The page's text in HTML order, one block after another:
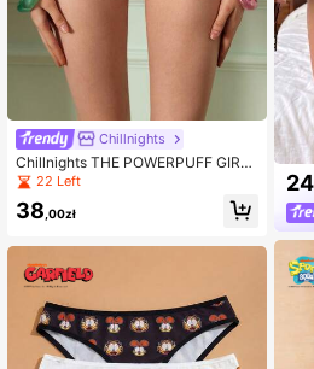
Chillnights
Chillnights THE POWERPUFF GIRL
S X SHEIN Damskie majtki casualo
we
22 Left
38 ,00zł
24